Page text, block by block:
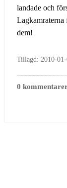
landade och
Lagkamraterna
dem!
Tillagd: 2010-
0